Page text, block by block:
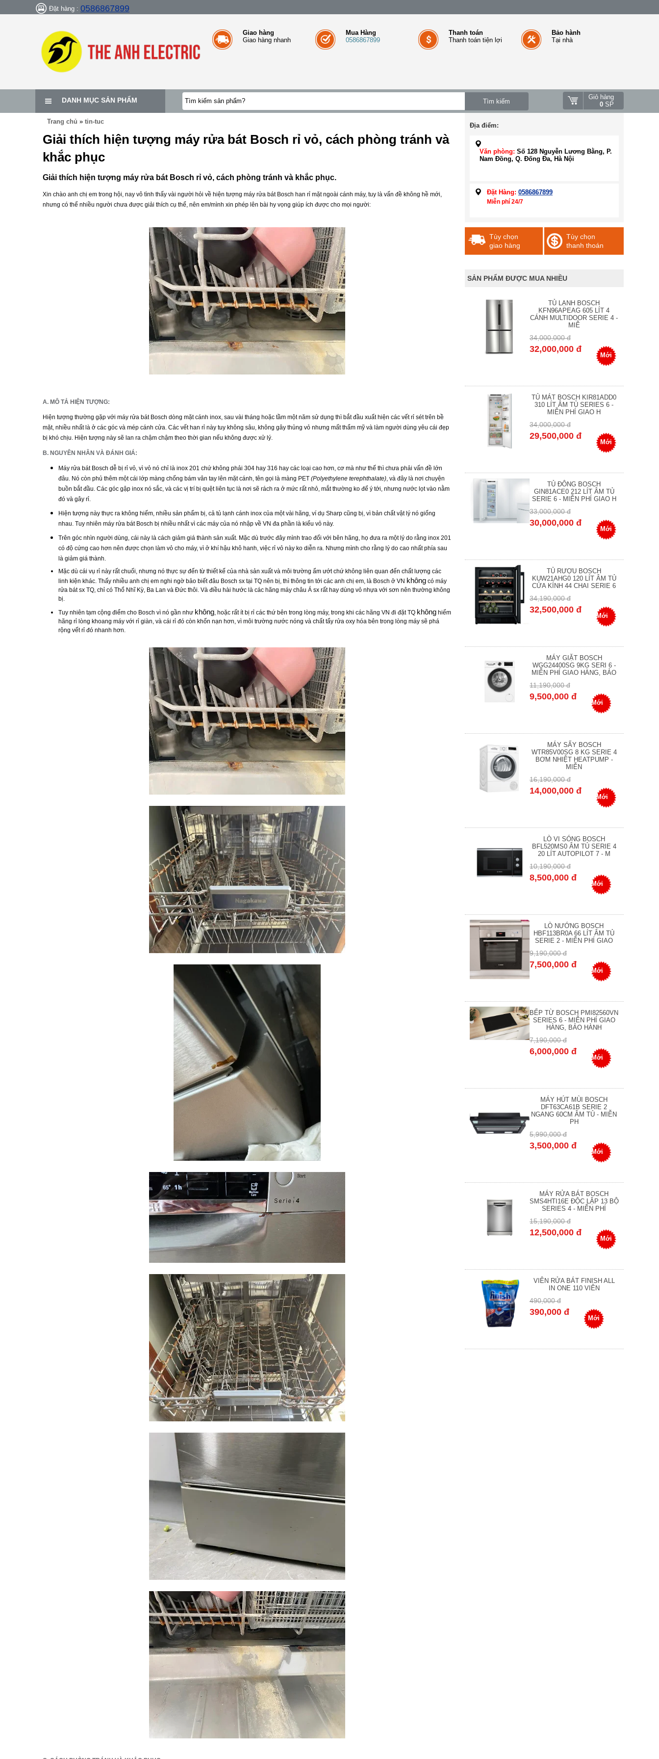
Đặt hàng : 0586867899
Giao hàng
Giao hàng nhanh
Mua Hàng
0586867899
Thanh toán
Thanh toán tiện lợi
Bảo hành
Tại nhà
Giỏ hàng
0 SP
DANH MỤC SẢN PHẨM
Trang chủ » tin-tuc
Giải thích hiện tượng máy rửa bát Bosch rỉ vỏ, cách phòng tránh và
khắc phục
Giải thích hiện tượng máy rửa bát Bosch rỉ vỏ, cách phòng tránh và khắc phục.
Xin chào anh chị em trong hội, nay vô tình thấy vài người hỏi về hiện tượng máy rửa bát Bosch han rỉ mặt ngoài cánh máy, tuy là vấn đề không hề mới,
nhưng có thể nhiều người chưa được giải thích cụ thể, nên em/mình xin phép lên bài hy vọng giúp ích được cho mọi người:
A. MÔ TẢ HIỆN TƯỢNG:
Hiện tượng thường gặp với máy rửa bát Bosch dòng mặt cánh inox, sau vài tháng hoặc tầm một năm sử dụng thì bắt đầu xuất hiện các vết rỉ sét trên bề
mặt, nhiều nhất là ở các góc và mép cánh cửa. Các vết han rỉ này tuy không sâu, không gây thủng vỏ nhưng mất thẩm mỹ và làm người dùng yêu cái đẹp
bị khó chịu. Hiện tượng này sẽ lan ra chậm chậm theo thời gian nếu không được xử lý.
B. NGUYÊN NHÂN VÀ ĐÁNH GIÁ:
Máy rửa bát Bosch dễ bị rỉ vỏ, vì vỏ nó chỉ là inox 201 chứ không phải 304 hay 316 hay các loại cao hơn, cơ mà như thế thì chưa phải vấn đề lớn
đâu. Nó còn phủ thêm một cái lớp màng chống bám vân tay lên mặt cánh, tên gọi là màng PET (Polyethylene terephthalate), và đây là nơi chuyện
buồn bắt đầu. Các góc gập inox nó sắc, và các vị trí bị quệt liên tục là nơi sẽ rách ra ở mức rất nhỏ, mắt thường ko để ý tới, nhưng nước lọt vào nằm
đó và gây rỉ.
Hiện tượng này thực ra không hiếm, nhiều sản phẩm bị, cả tủ lạnh cánh inox của một vài hãng, ví dụ Sharp cũng bị, vì bản chất vật lý nó giống
nhau. Tuy nhiên máy rửa bát Bosch bị nhiều nhất vì các máy của nó nhập về VN đa phần là kiểu vỏ này.
Trên góc nhìn người dùng, cái này là cách giảm giá thành sản xuất. Mặc dù trước đây mình trao đổi với bên hãng, họ đưa ra một lý do rằng inox 201
có độ cứng cao hơn nên được chọn làm vỏ cho máy, vì ở khí hậu khô hanh, việc rỉ vỏ này ko diễn ra. Nhưng mình cho rằng lý do cao nhất phía sau
là giảm giá thành.
Mặc dù cái vụ rỉ này rất chuối, nhưng nó thực sự đến từ thiết kế của nhà sản xuất và môi trường ẩm ướt chứ không liên quan đến chất lượng các
linh kiện khác. Thấy nhiều anh chị em nghi ngờ bảo biết đâu Bosch sx tại TQ nên bị, thì thông tin tới các anh chị em, là Bosch ở VN không có máy
rửa bát sx TQ, chỉ có Thổ Nhĩ Kỳ, Ba Lan và Đức thôi. Và điều hài hước là các hãng máy châu Á sx rất hay dùng vỏ nhựa với sơn nên thường không
bị.
Tuy nhiên tạm cộng điểm cho Bosch vì nó gần như không, hoặc rất ít bị rỉ các thứ bên trong lòng máy, trong khi các hãng VN đi đặt TQ không hiếm
hãng rỉ lòng khoang máy với rỉ giàn, và cái rỉ đó còn khốn nạn hơn, vì môi trường nước nóng và chất tẩy rửa oxy hóa bên trong lòng máy sẽ phá
rộng vết rỉ đó nhanh hơn.
Địa điểm:
Văn phòng: Số 128 Nguyễn Lương Bằng, P.
Nam Đồng, Q. Đống Đa, Hà Nội
Đặt Hàng: 0586867899
Miễn phí 24/7
Tùy chọn
giao hàng
Tùy chọn
thanh thoán
SẢN PHẨM ĐƯỢC MUA NHIỀU
TỦ LẠNH BOSCH
KFN96APEAG 605 LÍT 4
CÁNH MULTIDOOR SERIE 4 -
MIỄ
34,000,000 đ
32,000,000 đ
Mới
TỦ MÁT BOSCH KIR81ADD0
310 LÍT ÂM TỦ SERIES 6 -
MIỄN PHÍ GIAO H
34,000,000 đ
29,500,000 đ
Mới
TỦ ĐÔNG BOSCH
GIN81ACE0 212 LÍT ÂM TỦ
SERIE 6 - MIỄN PHÍ GIAO H
33,000,000 đ
30,000,000 đ
Mới
TỦ RƯỢU BOSCH
KUW21AHG0 120 LÍT ÂM TỦ
CỬA KÍNH 44 CHAI SERIE 6
34,190,000 đ
32,500,000 đ
Mới
MÁY GIẶT BOSCH
WGG24400SG 9KG SERI 6 -
MIỄN PHÍ GIAO HÀNG, BẢO
11,190,000 đ
9,500,000 đ
Mới
MÁY SẤY BOSCH
WTR85V00SG 8 KG SERIE 4
BƠM NHIỆT HEATPUMP -
MIỄN
16,190,000 đ
14,000,000 đ
Mới
LÒ VI SÓNG BOSCH
BFL520MS0 ÂM TỦ SERIE 4
20 LÍT AUTOPILOT 7 - M
10,190,000 đ
8,500,000 đ
Mới
LÒ NƯỚNG BOSCH
HBF113BR0A 66 LÍT ÂM TỦ
SERIE 2 - MIỄN PHÍ GIAO
9,190,000 đ
7,500,000 đ
Mới
BẾP TỪ BOSCH PMI82560VN
SERIES 6 - MIỄN PHÍ GIAO
HÀNG, BẢO HÀNH
7,190,000 đ
6,000,000 đ
Mới
MÁY HÚT MÙI BOSCH
DFT63CA61B SERIE 2
NGANG 60CM ÂM TỦ - MIỄN
PH
5,990,000 đ
3,500,000 đ
Mới
MÁY RỬA BÁT BOSCH
SMS4HTI16E ĐỘC LẬP 13 BỘ
SERIES 4 - MIỄN PHÍ
15,190,000 đ
12,500,000 đ
Mới
VIÊN RỬA BÁT FINISH ALL
IN ONE 110 VIÊN
490,000 đ
390,000 đ
Mới